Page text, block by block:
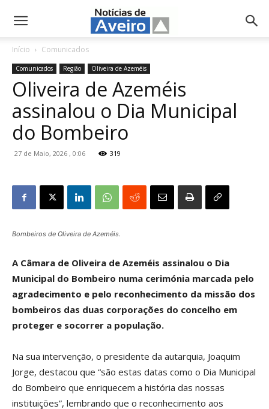
NotíciasdeAveiro.pt
Início Comunicados
Comunicados Região Oliveira de Azeméis
Oliveira de Azeméis
assinalou o Dia Municipal
do Bombeiro
27 de Maio, 2026 , 0:06 319
Bombeiros de Oliveira de Azeméis.
A Câmara de Oliveira de Azeméis assinalou o Dia
Municipal do Bombeiro numa cerimónia marcada pelo
agradecimento e pelo reconhecimento da missão dos
bombeiros das duas corporações do concelho em
proteger e socorrer a população.
Na sua intervenção, o presidente da autarquia, Joaquim
Jorge, destacou que “são estas datas como o Dia Municipal
do Bombeiro que enriquecem a história das nossas
instituições”, lembrando que o reconhecimento aos